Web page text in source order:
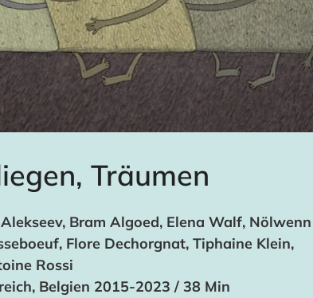
Träumen
Bram Algoed, Elena Walf, Nölwenn
Flore Dechorgnat, Tiphaine Klein,
Rossi
Belgien 2015-2023 / 38 Min